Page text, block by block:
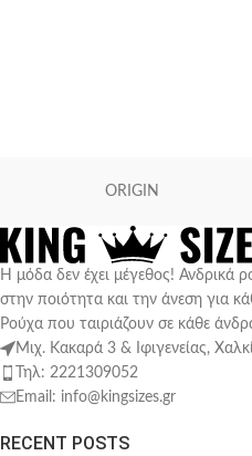
ORIGIN
Η μόδα δεν έχει μέγεθος! Ανδρικά
στην ποιότητα και την άνεση για
Ρούχα που ταιριάζουν σε κάθε
Μιχ. Κακαρά 3 & Ιφιγενείας,
Τηλ: 2221309052
Email: info@kingsizes.gr
RECENT POSTS